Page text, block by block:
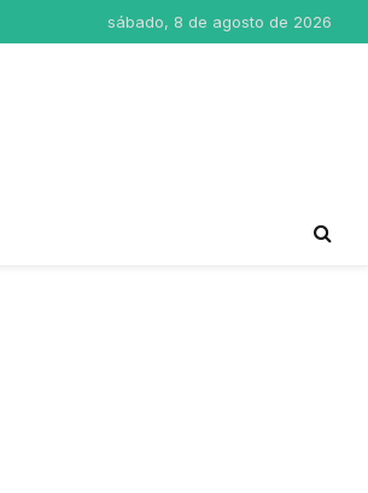
sábado, 8 de agosto de 2026